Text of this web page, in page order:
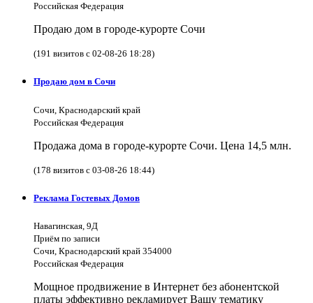
Российская Федерация
Продаю дом в городе-курорте Сочи
(191 визитов с 02-08-26 18:28)
Продаю дом в Сочи
Сочи, Краснодарский край
Российская Федерация
Продажа дома в городе-курорте Сочи. Цена 14,5 млн.
(178 визитов с 03-08-26 18:44)
Реклама Гостевых Домов
Навагинская, 9Д
Приём по записи
Сочи, Краснодарский край 354000
Российская Федерация
Мощное продвижение в Интернет без абонентской
платы эффективно рекламирует Вашу тематику